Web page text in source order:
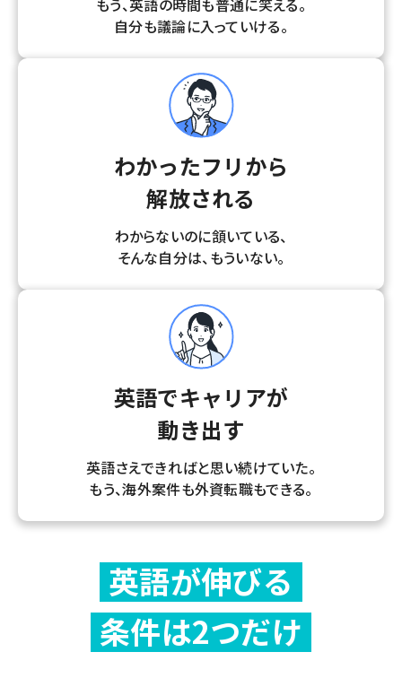
もう、英語の時間も普通に笑える。
自分も議論に入っていける。
わかったフリから
解放される
わからないのに頷いている、
そんな自分は、もういない。
英語でキャリアが
動き出す
英語さえできればと思い続けていた。
もう、海外案件も外資転職もできる。
英語が伸びる
条件は2つだけ